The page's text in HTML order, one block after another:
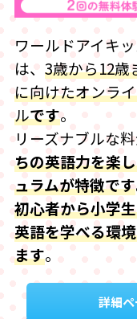
ワールドアイキ
は、 3歳から12歳
に向けたオンラ
ルです。
リーズナブルな料
ちの英語力を楽
ュラムが特徴です
初心者から小学
英語を学べる環
ます。
詳細